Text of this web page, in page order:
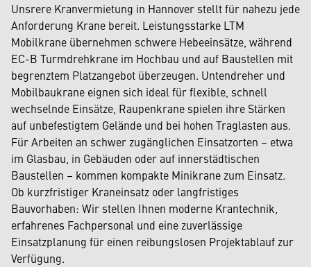
Unsrere Kranvermietung in Hannover stellt für nahezu jede
Anforderung Krane bereit. Leistungsstarke LTM
Mobilkrane übernehmen schwere Hebeeinsätze, während
EC-B Turmdrehkrane im Hochbau und auf Baustellen mit
begrenztem Platzangebot überzeugen. Untendreher und
Mobilbaukrane eignen sich ideal für flexible, schnell
wechselnde Einsätze, Raupenkrane spielen ihre Stärken
auf unbefestigtem Gelände und bei hohen Traglasten aus.
Für Arbeiten an schwer zugänglichen Einsatzorten – etwa
im Glasbau, in Gebäuden oder auf innerstädtischen
Baustellen – kommen kompakte Minikrane zum Einsatz.
Ob kurzfristiger Kraneinsatz oder langfristiges
Bauvorhaben: Wir stellen Ihnen moderne Krantechnik,
erfahrenes Fachpersonal und eine zuverlässige
Einsatzplanung für einen reibungslosen Projektablauf zur
Verfügung.